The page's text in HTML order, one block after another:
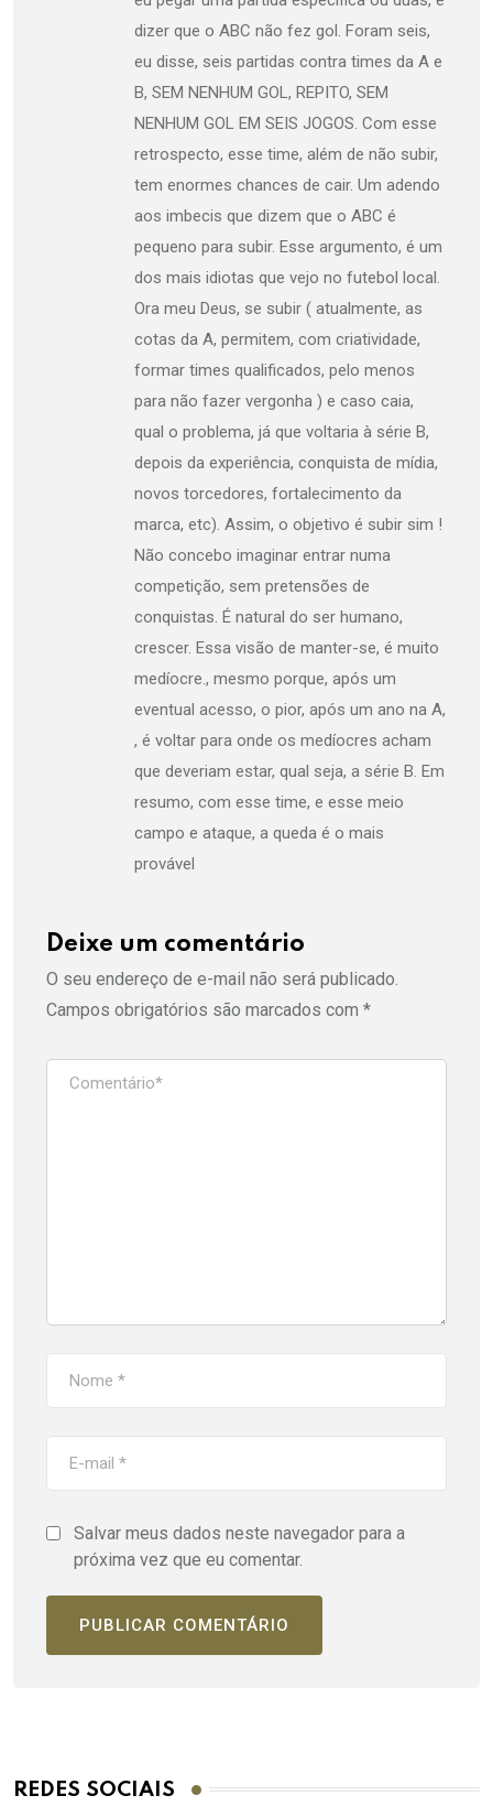
dizer que o ABC não fez gol. Foram seis,
eu disse, seis partidas contra times da A e
B, SEM NENHUM GOL, REPITO, SEM
NENHUM GOL EM SEIS JOGOS. Com esse
retrospecto, esse time, além de não subir,
tem enormes chances de cair. Um adendo
aos imbecis que dizem que o ABC é
pequeno para subir. Esse argumento, é um
dos mais idiotas que vejo no futebol local.
Ora meu Deus, se subir ( atualmente, as
cotas da A, permitem, com criatividade,
formar times qualificados, pelo menos
para não fazer vergonha ) e caso caia,
qual o problema, já que voltaria à série B,
depois da experiência, conquista de mídia,
novos torcedores, fortalecimento da
marca, etc). Assim, o objetivo é subir sim !
Não concebo imaginar entrar numa
competição, sem pretensões de
conquistas. É natural do ser humano,
crescer. Essa visão de manter-se, é muito
medíocre., mesmo porque, após um
eventual acesso, o pior, após um ano na A,
, é voltar para onde os medíocres acham
que deveriam estar, qual seja, a série B. Em
resumo, com esse time, e esse meio
campo e ataque, a queda é o mais
provável
Deixe um comentário
O seu endereço de e-mail não será publicado.
Campos obrigatórios são marcados com *
Salvar meus dados neste navegador para a
próxima vez que eu comentar.
REDES SOCIAIS